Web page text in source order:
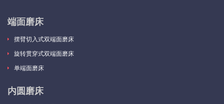
端面磨床
摆臂切入式双端面磨床
旋转贯穿式双端面磨床
单端面磨床
内圆磨床